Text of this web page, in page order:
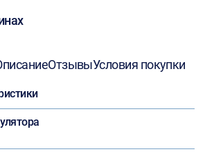
ОтзывыУсловия покупки